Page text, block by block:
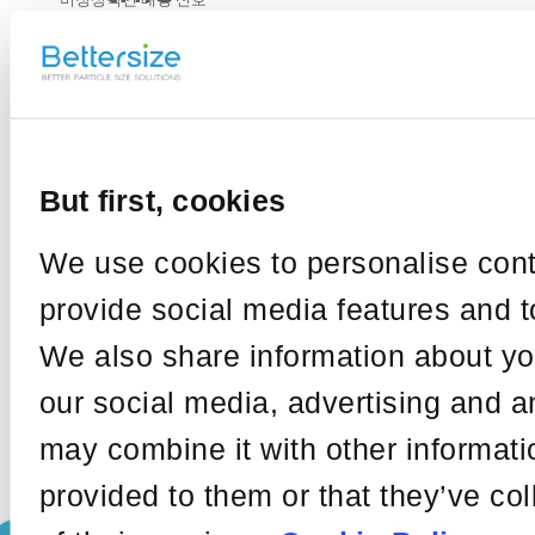
But first, cookies
We use cookies to personalise
provide social media features and
We also share information about
our social media, advertising and
may combine it with other
provided to them or that they’ve
있습니다. 예를 들어, 광
학 시스템 정렬이 제대
수 있고, 샘플 셀 내부나
article
Share
On